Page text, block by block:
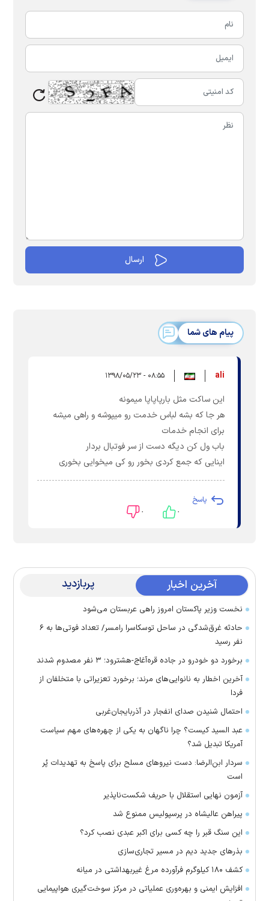
پیام های شما
ali ۰۸:۵۵ - ۱۳۹۸/۰۵/۲۳
این ساکت مثل بارپاپاپا میمونه
هر جا که بشه لباس خدمت رو میپوشه و راهی میشه
برای انجام خدمات
باب ول کن دیگه دست از سر فوتبال بردار
اینایی که جمع کردی بخور رو کی میخوایی بخوری
پاسخ
۰ ۰
آخرین اخبار پربازدید
نخست وزیر پاکستان امروز راهی عربستان می‌شود
حادثه غرق‌شدگی در ساحل توسکاسرا رامسر/ تعداد فوتی‌ها به ۶
نفر رسید
برخورد دو خودرو در جاده قره‌آغاج-هشترود؛ ۳ نفر مصدوم شدند
آخرین اخطار به نانوایی‌های مرند؛ برخورد تعزیراتی با متخلفان از
فردا
احتمال شنیدن صدای انفجار در آذربایجان‌غربی
عبد السید کیست؟ چرا ناگهان به یکی از چهره‌های مهم سیاست
آمریکا تبدیل شد؟
سردار ابن‌الرضا: دست نیرو‌های مسلح برای پاسخ به تهدیدات پُر
است
آزمون نهایی استقلال با حریف شکست‌ناپذیر
پیراهن عالیشاه در پرسپولیس ممنوع شد
این سنگ قبر را چه کسی برای اکبر عبدی نصب کرد؟
بذرهای جدید دیم در مسیر تجاری‌سازی
کشف ۱۸۰ کیلوگرم فرآورده‌ مرغ غیربهداشتی در میانه
افزایش ایمنی و بهره‌وری عملیاتی در مرکز سوخت‌گیری هواپیمایی